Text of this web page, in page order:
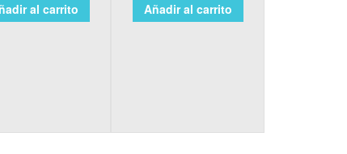
al carrito Añadir al carrito